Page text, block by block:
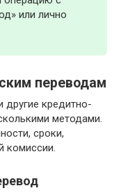
или лично
переводам
другие кредитно-
методами.
сроки,
комиссии.